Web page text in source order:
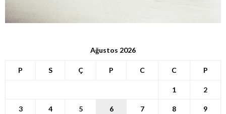
Ağustos 2026
P S Ç P C C P
1 2
3 4 5 6 7 8 9